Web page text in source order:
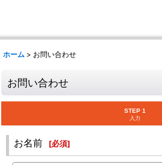
ホーム > お問い合わせ
お問い合わせ
STEP 1
入力
お名前 [必須]